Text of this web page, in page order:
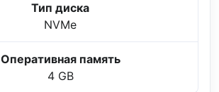
Тип диска
NVMe
Оперативная память
4 GB